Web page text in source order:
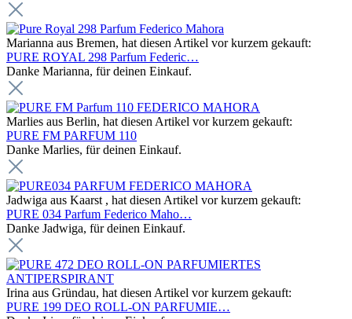
Marianna aus Bremen, hat diesen Artikel vor kurzem gekauft:
PURE ROYAL 298 Parfum Federic…
Danke Marianna, für deinen Einkauf.
Marlies aus Berlin, hat diesen Artikel vor kurzem gekauft:
PURE FM PARFUM 110
Danke Marlies, für deinen Einkauf.
Jadwiga aus Kaarst , hat diesen Artikel vor kurzem gekauft:
PURE 034 Parfum Federico Maho…
Danke Jadwiga, für deinen Einkauf.
Irina aus Gründau, hat diesen Artikel vor kurzem gekauft:
PURE 199 DEO ROLL-ON PARFUMIE…